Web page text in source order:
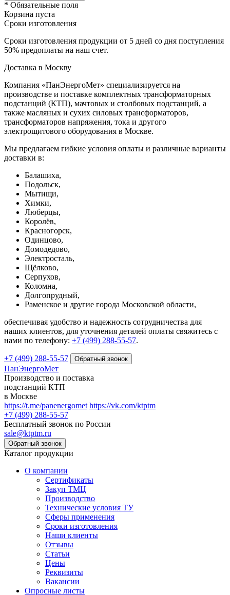
* Обязательные поля
Корзина пуста
Сроки изготовления
Сроки изготовления продукции от 5 дней со дня поступления
50% предоплаты на наш счет.
Доставка в Москву
Компания «ПанЭнергоМет» специализируется на
производстве и поставке комплектных трансформаторных
подстанций (КТП), мачтовых и столбовых подстанций, а
также масляных и сухих силовых трансформаторов,
трансформаторов напряжения, тока и другого
электрощитового оборудования в Москве.
Мы предлагаем гибкие условия оплаты и различные варианты
доставки в:
Балашиха,
Подольск,
Мытищи,
Химки,
Люберцы,
Королёв,
Красногорск,
Одинцово,
Домодедово,
Электросталь,
Щёлково,
Серпухов,
Коломна,
Долгопрудный,
Раменское и другие города Московской области,
обеспечивая удобство и надежность сотрудничества для
наших клиентов, для уточнения деталей оплаты свяжитесь с
нами по телефону: +7 (499) 288-55-57.
+7 (499) 288-55-57
ПанЭнергоМет
Производство и поставка
подстанций КТП
в Москве
https://t.me/panenergomet https://vk.com/ktptm
+7 (499) 288-55-57
Бесплатный звонок по России
sale@ktptm.ru
Каталог продукции
О компании
Сертификаты
Закуп ТМЦ
Производство
Технические условия ТУ
Сферы применения
Сроки изготовления
Наши клиенты
Отзывы
Статьи
Цены
Реквизиты
Вакансии
Опросные листы